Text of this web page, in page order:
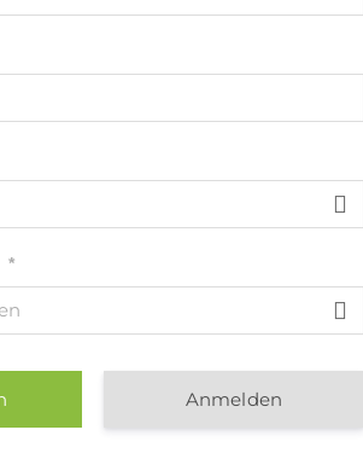
*
Anmelden